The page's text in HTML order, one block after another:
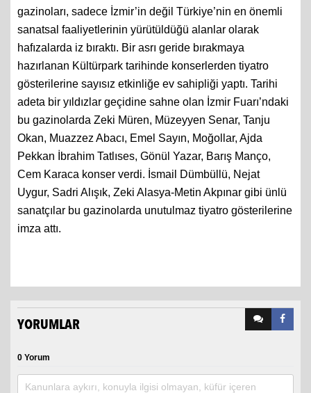
gazinoları, sadece İzmir’in değil Türkiye’nin en önemli
sanatsal faaliyetlerinin yürütüldüğü alanlar olarak
hafızalarda iz bıraktı. Bir asrı geride bırakmaya
hazırlanan Kültürpark tarihinde konserlerden tiyatro
gösterilerine sayısız etkinliğe ev sahipliği yaptı. Tarihi
adeta bir yıldızlar geçidine sahne olan İzmir Fuarı’ndaki
bu gazinolarda Zeki Müren, Müzeyyen Senar, Tanju
Okan, Muazzez Abacı, Emel Sayın, Moğollar, Ajda
Pekkan İbrahim Tatlıses, Gönül Yazar, Barış Manço,
Cem Karaca konser verdi. İsmail Dümbüllü, Nejat
Uygur, Sadri Alışık, Zeki Alasya-Metin Akpınar gibi ünlü
sanatçılar bu gazinolarda unutulmaz tiyatro gösterilerine
imza attı.
YORUMLAR
0 Yorum